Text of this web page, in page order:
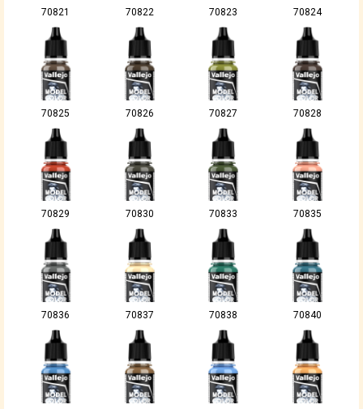
70821 70822 70823 70824
70825 70826 70827 70828
70829 70830 70833 70835
70836 70837 70838 70840